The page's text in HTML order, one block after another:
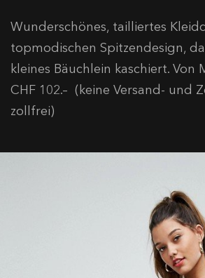
Wunderschönes, tailliertes
topmodischen Spitzendesign,
kleines Bäuchlein kaschiert. Von
CHF 102.– (keine Versand- und
zollfrei)